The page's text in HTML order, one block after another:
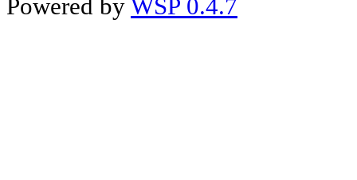
Powered by WSP 0.4.7